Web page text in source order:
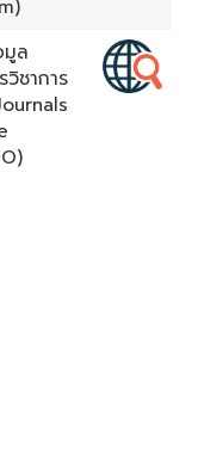
มูล
วิชาการ